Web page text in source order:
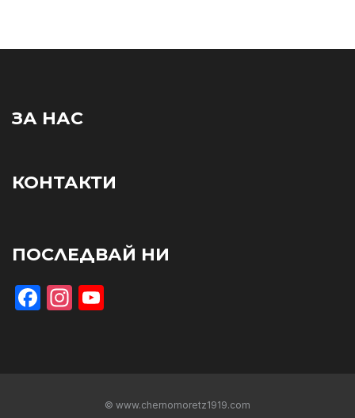
ЗА НАС
КОНТАКТИ
ПОСЛЕДВАЙ НИ
Facebook
Instagram
© www.chernomoretz1919.com